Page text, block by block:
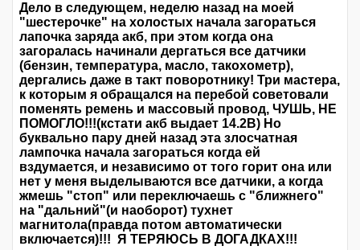
Дело в следующем, неделю назад на моей
"шестерочке" на холостых начала загораться
лапочка заряда акб, при этом когда она
загоралась начинали дергаться все датчики
(бензин, температура, масло, такохометр),
дергались даже в такт поворотнику! Три мастера,
к которым я обращался на перебой советовали
поменять ремень и массовый провод, ЧУШЬ, НЕ
ПОМОГЛО!!!(кстати акб выдает 14.2В) Но
буквально пару дней назад эта злосчатная
лампочка начала загораться когда ей
вздумается, и независимо от того горит она или
нет у меня выделываются все датчики, а когда
жмешь "стоп" или переключаешь с "ближнего"
на "дальний"(и наоборот) тухнет
магнитола(правда потом автоматически
включается)!!! Я ТЕРЯЮСЬ В ДОГАДКАХ!!!